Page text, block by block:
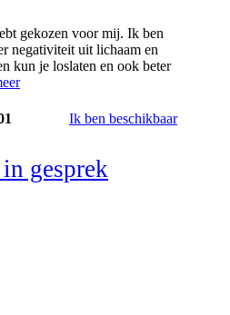
gekozen voor mij. Ik ben
negativiteit uit lichaam en
kun je loslaten en ook beter
Ik ben beschikbaar